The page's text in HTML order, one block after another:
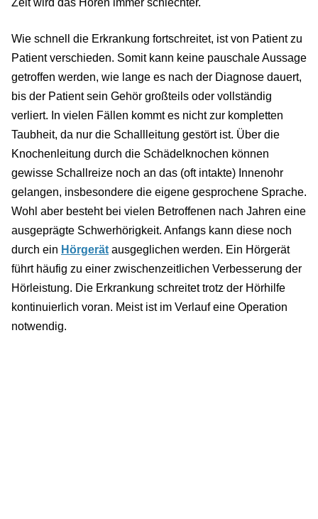
Wie schnell die Erkrankung fortschreitet, ist von Patient zu
Patient verschieden. Somit kann keine pauschale Aussage
getroffen werden, wie lange es nach der Diagnose dauert,
bis der Patient sein Gehör großteils oder vollständig
verliert. In vielen Fällen kommt es nicht zur kompletten
Taubheit, da nur die Schallleitung gestört ist. Über die
Knochenleitung durch die Schädelknochen können
gewisse Schallreize noch an das (oft intakte) Innenohr
gelangen, insbesondere die eigene gesprochene Sprache.
Wohl aber besteht bei vielen Betroffenen nach Jahren eine
ausgeprägte Schwerhörigkeit. Anfangs kann diese noch
durch ein Hörgerät ausgeglichen werden. Ein Hörgerät
führt häufig zu einer zwischenzeitlichen Verbesserung der
Hörleistung. Die Erkrankung schreitet trotz der Hörhilfe
kontinuierlich voran. Meist ist im Verlauf eine Operation
notwendig.